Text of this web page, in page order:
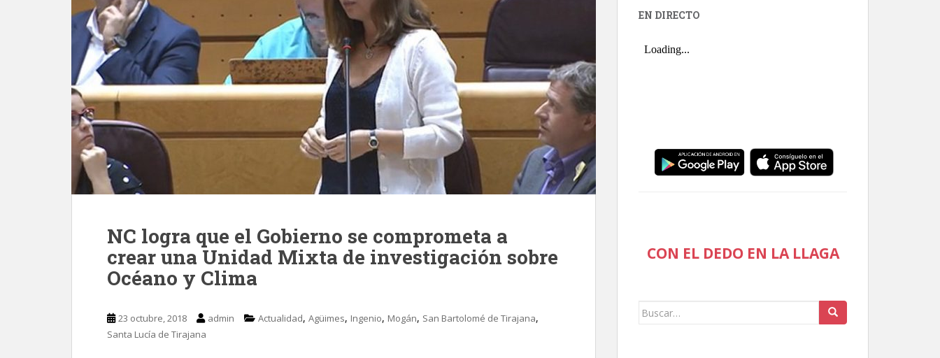
NC logra que el Gobierno se comprometa a
crear una Unidad Mixta de investigación sobre
Océano y Clima
23 octubre, 2018 admin Actualidad, Agüimes, Ingenio, Mogán, San Bartolomé de Tirajana,
Santa Lucía de Tirajana
EN DIRECTO
CON EL DEDO EN LA LLAGA
Buscar: